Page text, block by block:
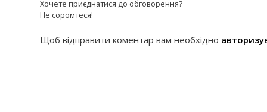
Хочете приєднатися до обговорення?
Не соромтеся!
Щоб відправити коментар вам необхідно